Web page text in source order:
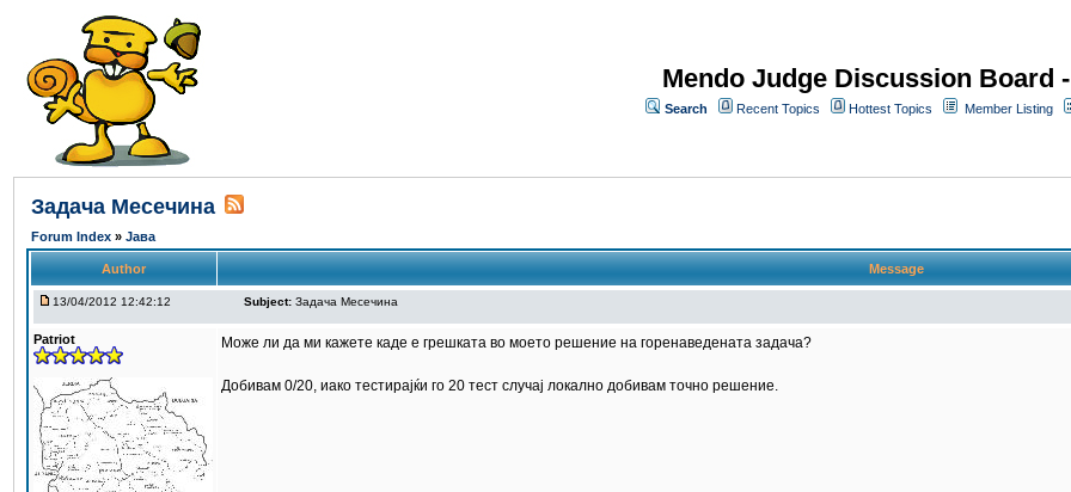
Mendo Judge Discussion Board
Search Recent Topics Hottest Topics Member Listing
Задача Месечина
Forum Index » Јава
Author Message
13/04/2012 12:42:12 Subject: Задача Месечина
Patriot Може ли да ми кажете каде е грешката во моето решение на горенаведената задача?
Добивам 0/20, иако тестирајќи го 20 тест случај локално добивам точно решение.